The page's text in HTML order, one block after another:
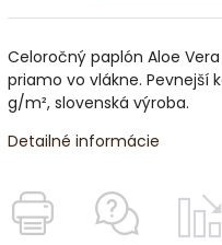
Celoročný paplón Aloe
priamo vo vlákne. Pevnejší
g/m², slovenská výroba.
Detailné informácie